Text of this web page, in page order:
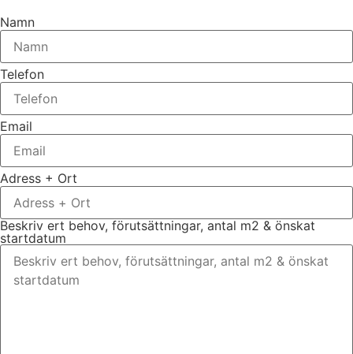
Namn
Telefon
Email
Adress + Ort
Beskriv ert behov, förutsättningar, antal m2 & önskat
startdatum